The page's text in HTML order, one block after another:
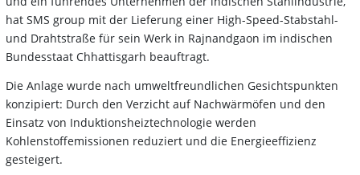
hat SMS group mit der Lieferung einer High-Speed-Stabstahl-
und Drahtstraße für sein Werk in Rajnandgaon im indischen
Bundesstaat Chhattisgarh beauftragt.
Die Anlage wurde nach umweltfreundlichen Gesichtspunkten
konzipiert: Durch den Verzicht auf Nachwärmöfen und den
Einsatz von Induktionsheiztechnologie werden
Kohlenstoffemissionen reduziert und die Energieeffizienz
gesteigert.